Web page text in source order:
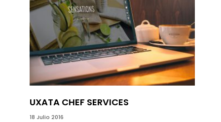
UXATA CHEF SERVICES
18 Julio 2016
06